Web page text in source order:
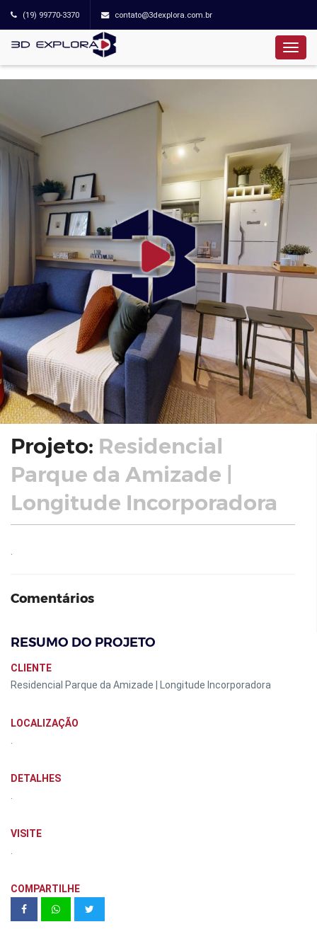
(19) 99770-3370 contato@3dexplora.com.br
Projeto: Residencial
Parque da Amizade |
Longitude Incorporadora
Comentários
RESUMO DO PROJETO
CLIENTE
Residencial Parque da Amizade | Longitude Incorporadora
LOCALIZAÇÃO
DETALHES
VISITE
COMPARTILHE
Almagah Residêncial Acabamentos